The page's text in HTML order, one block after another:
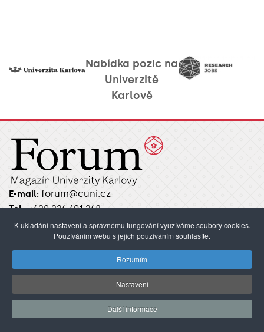
Nabídka pozic na
Univerzitě
Karlově
E-mail: forum@cuni.cz
Tel.:+420 224 491 248
Ovocný trh 3–5, 116 36 Praha 1
Kontakty / Redakce
Pokyny pro autory
RUBRIKY
K ukládání nastavení a správnému fungování využíváme soubory cookies.
Používáním webu s jejich používáním souhlasíte.
Rozumím
Nastavení
Další informace